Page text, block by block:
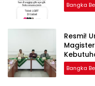
Bangka
Resmi!
Bangka